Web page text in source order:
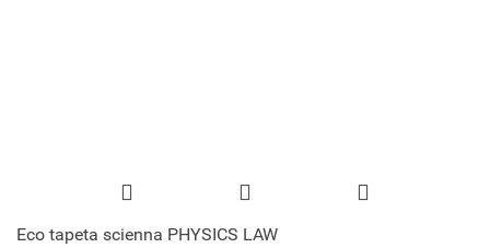
Eco tapeta scienna PHYSICS LAW